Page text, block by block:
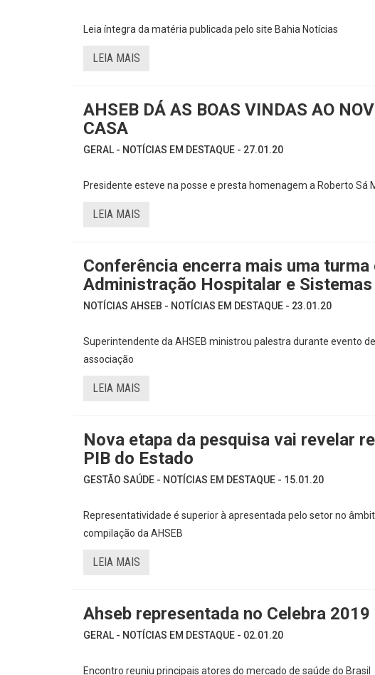
Leia íntegra da matéria publicada pelo site Bahia Notícias
LEIA MAIS
AHSEB DÁ AS BOAS VINDAS AO
CASA
GERAL - NOTÍCIAS EM DESTAQUE - 27.01.20
Presidente esteve na posse e presta homenagem a Roberto Sá
LEIA MAIS
Conferência encerra mais uma
Administração Hospitalar e
NOTÍCIAS AHSEB - NOTÍCIAS EM DESTAQUE - 23.01.20
Superintendente da AHSEB ministrou palestra durante evento
associação
LEIA MAIS
Nova etapa da pesquisa vai revelar
PIB do Estado
GESTÃO SAÚDE - NOTÍCIAS EM DESTAQUE - 15.01.20
Representatividade é superior à apresentada pelo setor no
compilação da AHSEB
LEIA MAIS
Ahseb representada no Celebra 2019
GERAL - NOTÍCIAS EM DESTAQUE - 02.01.20
Encontro reuniu principais atores do mercado de saúde do Brasil